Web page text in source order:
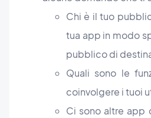
Chi è il tuo
tua app in modo
pubblico di
Quali sono le
coinvolgere i tuoi
Ci sono altre app